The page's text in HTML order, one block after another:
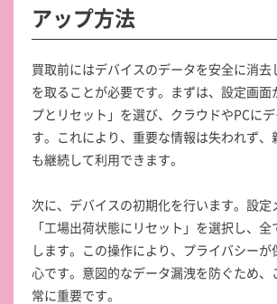
アップ方法
買取前にはデバイスのデータを安全に消
を取ることが必要です。まずは、設定画面
プとリセット」を選び、クラウドやPCに
す。これにより、重要な情報は失われず、
も継続して利用できます。
次に、デバイスの初期化を行います。設定
「工場出荷状態にリセット」を選択し、
します。この操作により、プライバシー
心です。意図的なデータ漏洩を防ぐため、
常に重要です。